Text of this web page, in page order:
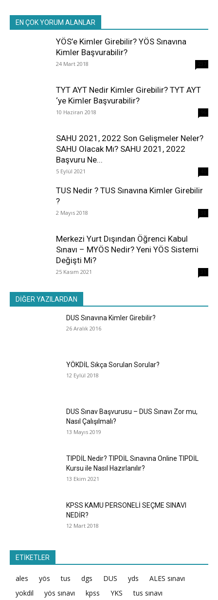
EN ÇOK YORUM ALANLAR
YÖS’e Kimler Girebilir? YÖS Sınavına
Kimler Başvurabilir?
24 Mart 2018
TYT AYT Nedir Kimler Girebilir? TYT AYT
‘ye Kimler Başvurabilir?
10 Haziran 2018
SAHU 2021, 2022 Son Gelişmeler Neler?
SAHU Olacak Mı? SAHU 2021, 2022
Başvuru Ne...
5 Eylül 2021
TUS Nedir ? TUS Sınavına Kimler Girebilir
?
2 Mayıs 2018
Merkezi Yurt Dışından Öğrenci Kabul
Sınavı – MYÖS Nedir? Yeni YÖS Sistemi
Değişti Mi?
25 Kasım 2021
DİĞER YAZILARDAN
DUS Sınavına Kimler Girebilir?
26 Aralık 2016
YÖKDİL Sıkça Sorulan Sorular?
12 Eylül 2018
DUS Sınav Başvurusu – DUS Sınavı Zor mu,
Nasıl Çalışılmalı?
13 Mayıs 2019
TIPDİL Nedir? TIPDİL Sınavına Online TIPDİL
Kursu ile Nasıl Hazırlanılır?
13 Ekim 2021
KPSS KAMU PERSONELİ SEÇME SINAVI
NEDİR?
12 Mart 2018
ETİKETLER
ales yös tus dgs DUS yds
ALES sınavı
yokdil
yös sınavı kpss YKS
tus sınavı